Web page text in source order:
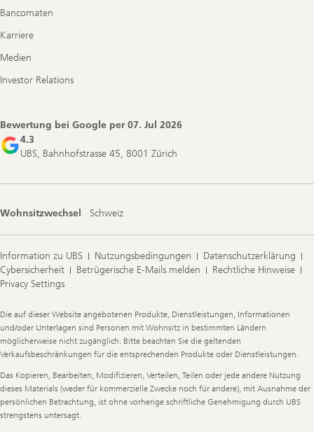
Bancomaten
Karriere
Medien
Investor Relations
Bewertung bei Google per07. Jul 2026
4.3
UBS, Bahnhofstrasse 45, 8001 Zürich
Wohnsitzwechsel Schweiz
Information zu UBS Nutzungsbedingungen
Datenschutzerklärung
Cybersicherheit
Betrügerische E-Mails melden
Rechtliche Hinweise
Privacy Settings
Legal
Information
Die auf dieser Website angebotenen Produkte, Dienstleistungen, Informationen
und/oder Unterlagen sind Personen mit Wohnsitz in bestimmten Ländern
möglicherweise nicht zugänglich. Bitte beachten Sie die geltenden
Verkaufsbeschränkungen für die entsprechenden Produkte oder Dienstleistungen.
Das Kopieren, Bearbeiten, Modifizieren, Verteilen, Teilen oder jede andere Nutzung
dieses Materials (weder für kommerzielle Zwecke noch für andere), mit Ausnahme der
persönlichen Betrachtung, ist ohne vorherige schriftliche Genehmigung durch UBS
strengstens untersagt.